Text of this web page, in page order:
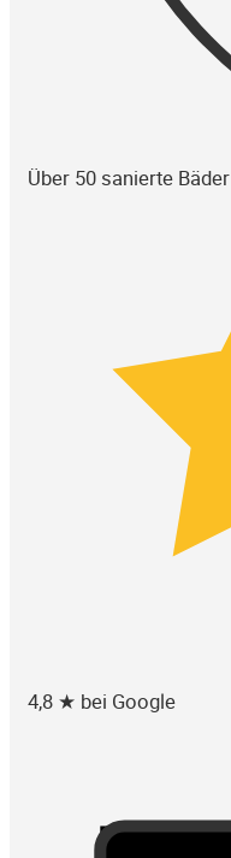
Über 50 sanierte Bäder
4,8 ★ bei Google